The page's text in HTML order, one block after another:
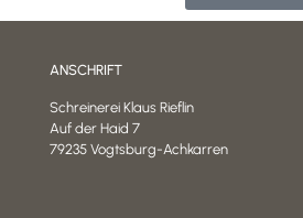
ANSCHRIFT
Schreinerei Klaus Rieflin
Auf der Haid 7
79235 Vogtsburg-Achkarren